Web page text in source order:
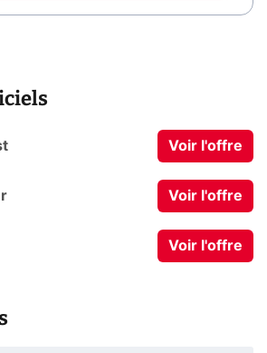
Voir l'offre
Voir l'offre
Voir l'offre